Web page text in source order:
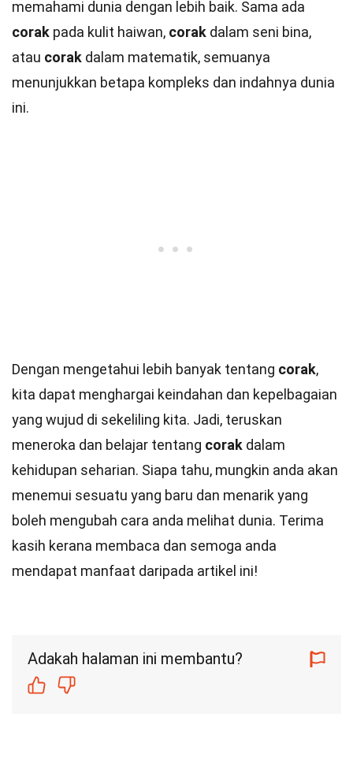
memahami dunia dengan lebih baik. Sama ada
corak pada kulit haiwan, corak dalam seni bina,
atau corak dalam matematik, semuanya
menunjukkan betapa kompleks dan indahnya dunia
ini.
Dengan mengetahui lebih banyak tentang corak,
kita dapat menghargai keindahan dan kepelbagaian
yang wujud di sekeliling kita. Jadi, teruskan
meneroka dan belajar tentang corak dalam
kehidupan seharian. Siapa tahu, mungkin anda akan
menemui sesuatu yang baru dan menarik yang
boleh mengubah cara anda melihat dunia. Terima
kasih kerana membaca dan semoga anda
mendapat manfaat daripada artikel ini!
Adakah halaman ini membantu?